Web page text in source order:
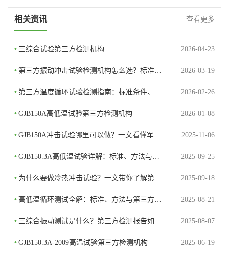
相关资讯 查看更多
• 2026-04-23
三综合试验第三方检测机构
• 2026-03-19
第三方振动冲击试验检测机构怎么选？标准…
• 2026-02-26
第三方温度循环试验检测指南：标准条件、…
• 2026-01-08
GJB150A高低温试验第三方检测机构
• 2025-11-06
GJB150A冲击试验哪里可以做？一文看懂军…
• 2025-09-25
GJB150.3A高低温试验详解：标准、方法与…
• 2025-09-18
为什么要做冷热冲击试验？一文带你了解第…
• 2025-08-21
高低温循环测试全解：标准、方法与第三方…
• 2025-08-07
三综合振动测试是什么？第三方检测报告如…
• 2025-06-19
GJB150.3A-2009高温试验第三方检测机构